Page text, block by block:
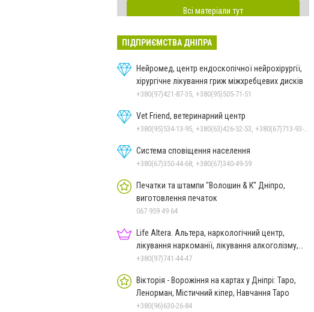
Всі матеріали тут
ПІДПРИЄМСТВА ДНІПРА
Нейромед, центр ендоскопічної нейрохірургії,
хірургічне лікування гриж міжхребцевих дисків
+380(97)421-87-35, +380(95)505-71-51
Vet Friend, ветеринарний центр
Система сповіщення населення
+380(67)350-44-68, +380(67)340-49-59
Печатки та штампи "Волошин & К" Дніпро,
виготовлення печаток
067 959 49 64
Life Altera. Альтера, наркологічний центр,
лікування наркоманії, лікування алкоголізму,
зняття ломки
+380(97)741-44-47
Вікторія - Ворожіння на картах у Дніпрі: Таро,
Ленорман, Містичний кіпер, Навчання Таро
+380(96)630-26-84